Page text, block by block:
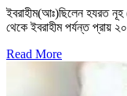
ইবরাহীম(আঃ)ছিলেন হযরত
থেকে ইবরাহীম পর্যন্ত প্রায়
Read More